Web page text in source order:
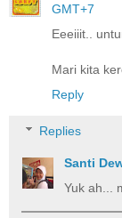
GMT+7
Eeeiiit..
Mari kita
Reply
Replies
Santi
Yuk ah...